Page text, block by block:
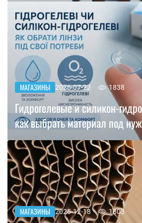
МАГАЗИНЫ 2026-07-22 1838
Гидрогелевые и силикон-
как выбрать материал под
МАГАЗИНЫ 2025-12-18 1803